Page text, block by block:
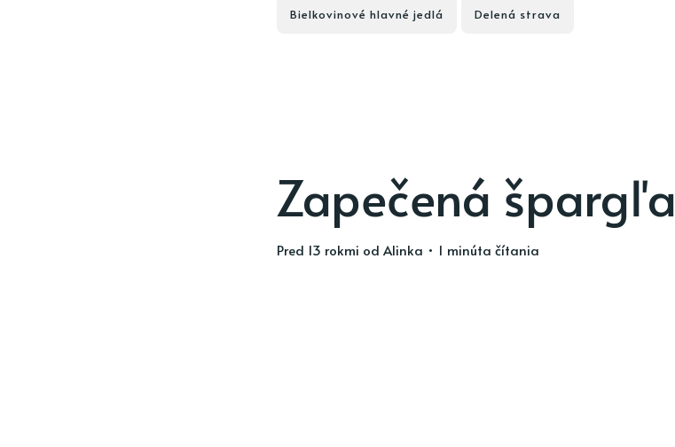
Bielkovinové hlavné jedlá Delená strava
Zapečená špargľa
pred 13 rokmi od Alinka • 1 minúta čítania